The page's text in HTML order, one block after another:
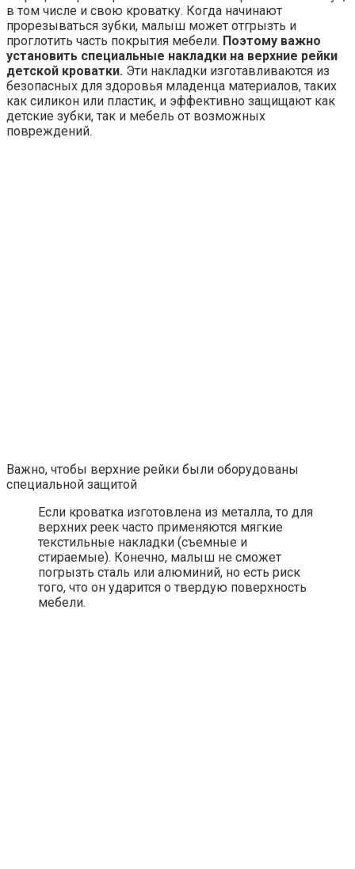
в том числе и свою кроватку. Когда начинают
прорезываться зубки, малыш может отгрызть и
проглотить часть покрытия мебели. Поэтому важно
установить специальные накладки на верхние рейки
детской кроватки. Эти накладки изготавливаются из
безопасных для здоровья младенца материалов, таких
как силикон или пластик, и эффективно защищают как
детские зубки, так и мебель от возможных
повреждений.
Важно, чтобы верхние рейки были оборудованы
специальной защитой
Если кроватка изготовлена из металла, то для
верхних реек часто применяются мягкие
текстильные накладки (съемные и
стираемые). Конечно, малыш не сможет
погрызть сталь или алюминий, но есть риск
того, что он ударится о твердую поверхность
мебели.